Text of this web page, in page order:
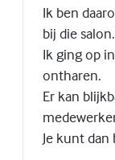
Ik ben
bij die salon.
Ik ging op
ontharen.
Er kan
Je kunt